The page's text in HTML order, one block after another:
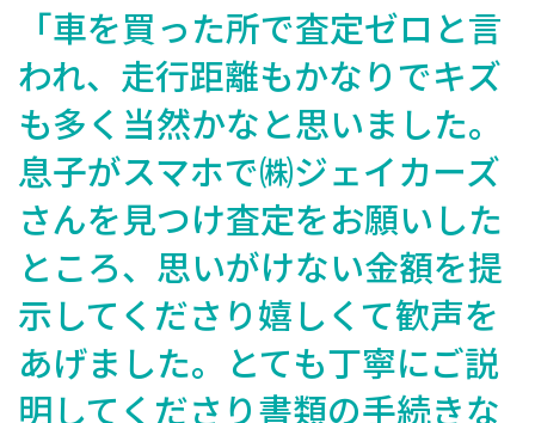
「車を買った所で査定ゼロと言
われ、走行距離もかなりでキズ
も多く当然かなと思いました。
息子がスマホで㈱ジェイカーズ
さんを見つけ査定をお願いした
ところ、思いがけない金額を提
示してくださり嬉しくて歓声を
あげました。とても丁寧にご説
明してくださり書類の手続きな